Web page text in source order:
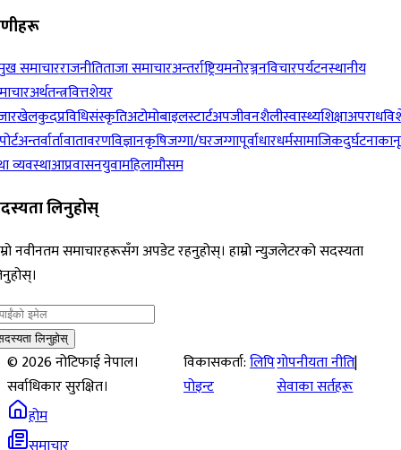
समाचारराजनीतिताजा समाचारअन्तर्राष्ट्रियमनोरञ्जनविचारपर्यटनस्थानीय
अर्थतन्त्रवित्तशेयर
खेलकुदप्रविधिसंस्कृतिअटोमोबाइलस्टार्टअपजीवनशैलीस्वास्थ्यशिक्षाअपराध
अन्तर्वार्तावातावरणविज्ञानकृषिजग्गा/घरजग्गापूर्वाधारधर्मसामाजिकदुर्घटना
व्यवस्थाआप्रवासनयुवामहिलामौसम
लिनुहोस्
नवीनतम समाचारहरूसँग अपडेट रहनुहोस्। हाम्रो न्युजलेटरको सदस्यता
लिनुहोस्
©2026नोटिफाई नेपाल।
सर्वाधिकार सुरक्षित।
विकासकर्ता:लिपि
पोइन्ट
गोपनीयता नीति|
सेवाका सर्तहरू
होम